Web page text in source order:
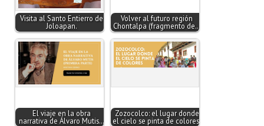
Visita al Santo Entierro de
Joloapan.
Volver al futuro región
Chontalpa (fragmento de…
El viaje en la obra
narrativa de Álvaro Mutis…
Zozocolco: el lugar donde
el cielo se pinta de colores.